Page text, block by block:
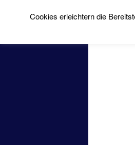
Cookies erleichtern die